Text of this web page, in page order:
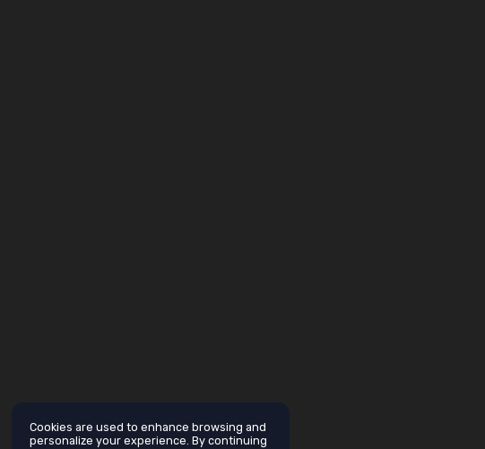
Cookies are used to enhance browsing and
personalize your experience. By continuing